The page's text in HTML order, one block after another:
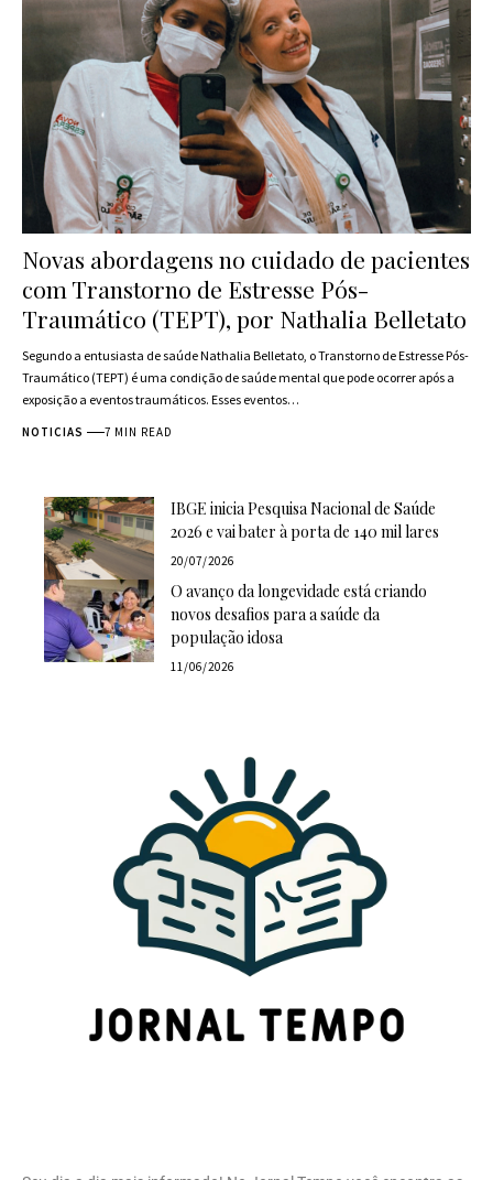
Novas abordagens no cuidado de pacientes
com Transtorno de Estresse Pós-
Traumático (TEPT), por Nathalia Belletato
Segundo a entusiasta de saúde Nathalia Belletato, o Transtorno de Estresse Pós-
Traumático (TEPT) é uma condição de saúde mental que pode ocorrer após a
exposição a eventos traumáticos. Esses eventos…
NOTICIAS 7 MIN READ
IBGE inicia Pesquisa Nacional de Saúde
2026 e vai bater à porta de 140 mil lares
20/07/2026
O avanço da longevidade está criando
novos desafios para a saúde da
população idosa
11/06/2026